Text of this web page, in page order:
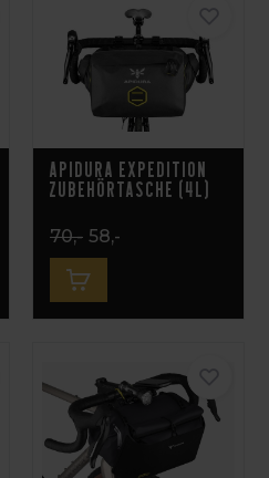
Apidura Expedition
Zubehörtasche (4L)
70,- 58,-